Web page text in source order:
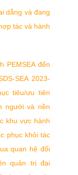
dẳng và đang
tác và hành
PEMSEA đến
SEA 2023-
tiêu/ưu tiên
người và nền
khu vực hành
phục khỏi tác
quan hệ đối
quản trị đại